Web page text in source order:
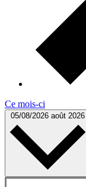
Ce mois-ci
05/08/2026 août 2026